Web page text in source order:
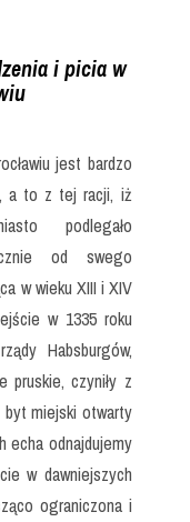
i picia w
jest bardzo
a to z tej racji, iż
podlegało
od swego
w wieku XIII i XIV
w 1335 roku
Habsburgów,
pruskie, czyniły z
byt miejski otwarty
echa odnajdujemy
w dawniejszych
ograniczona i